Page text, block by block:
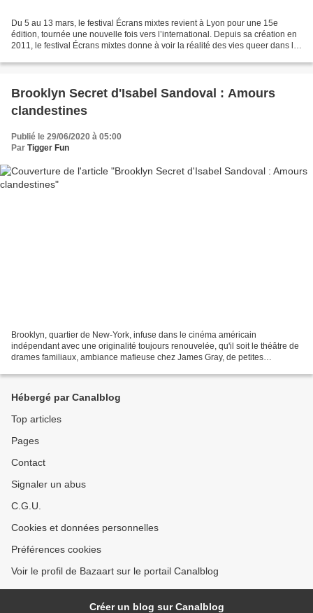
Du 5 au 13 mars, le festival Écrans mixtes revient à Lyon pour une 15e
édition, tournée une nouvelle fois vers l’international. Depuis sa création en
2011, le festival Écrans mixtes donne à voir la réalité des vies queer dans le
Brooklyn Secret d'Isabel Sandoval : Amours
clandestines
Publié le 29/06/2020 à 05:00
Par Tigger Fun
Brooklyn, quartier de New-York, infuse dans le cinéma américain
indépendant avec une originalité toujours renouvelée, qu'il soit le théâtre de
drames familiaux, ambiance mafieuse chez James Gray, de petites
Hébergé par Canalblog
Top articles
Pages
Contact
Signaler un abus
C.G.U.
Cookies et données personnelles
Préférences cookies
Voir le profil de Bazaart sur le portail Canalblog
Créer un blog sur Canalblog